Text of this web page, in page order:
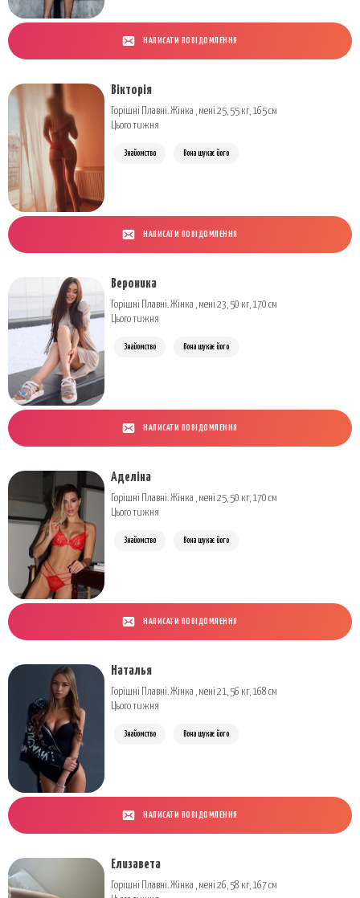
НАПИСАТИ ПОВІДОМЛЕННЯ
Вікторія
Горішні Плавні. Жінка , мені 25, 55 кг, 165 см
Цього тижня
Знайомство Вона шукає його
НАПИСАТИ ПОВІДОМЛЕННЯ
Вероника
Горішні Плавні. Жінка , мені 23, 50 кг, 170 см
Цього тижня
Знайомство Вона шукає його
НАПИСАТИ ПОВІДОМЛЕННЯ
Аделіна
Горішні Плавні. Жінка , мені 25, 50 кг, 170 см
Цього тижня
Знайомство Вона шукає його
НАПИСАТИ ПОВІДОМЛЕННЯ
Наталья
Горішні Плавні. Жінка , мені 21, 56 кг, 168 см
Цього тижня
Знайомство Вона шукає його
НАПИСАТИ ПОВІДОМЛЕННЯ
Елизавета
Горішні Плавні. Жінка , мені 26, 58 кг, 167 см